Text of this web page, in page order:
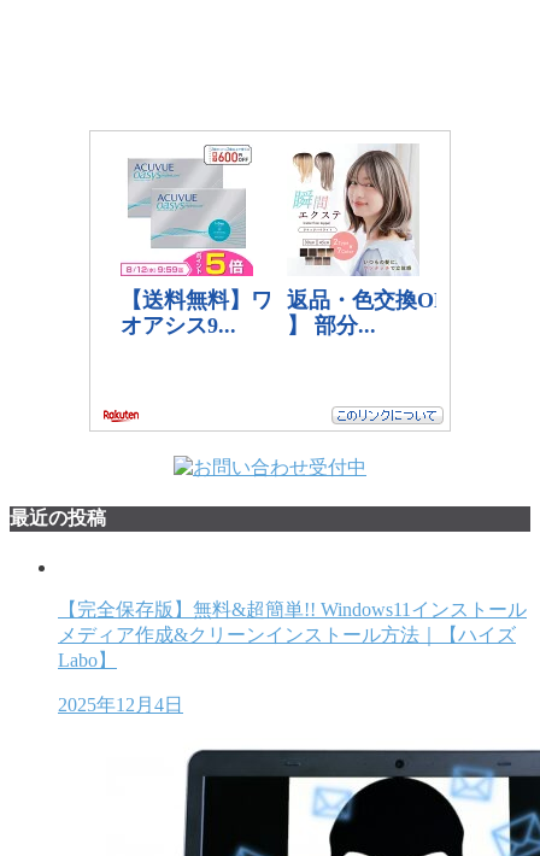
最近の投稿
【完全保存版】無料&超簡単!! Windows11インストール
メディア作成&クリーンインストール方法｜【ハイズ
Labo】
2025年12月4日